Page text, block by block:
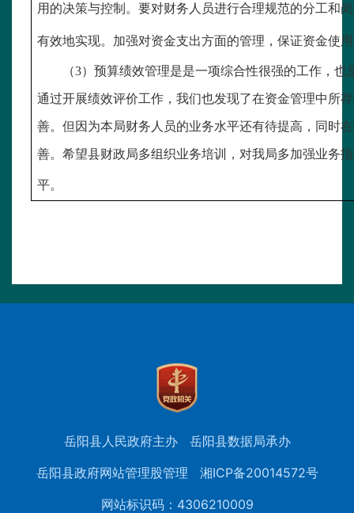
用的决策与控制。要对财务人员进行合理规范的分工和
有效地实现。加强对资金支出方面的管理，保证资金使
（3）预算绩效管理是是一项综合性很强的工作，也
通过开展绩效评价工作，我们也发现了在资金管理中所
善。但因为本局财务人员的业务水平还有待提高，同时
善。希望县财政局多组织业务培训，对我局多加强业务
平。
岳阳县人民政府主办
岳阳县数据局承办
岳阳县政府网站管理股管理
湘ICP备20014572号
网站标识码：4306210009